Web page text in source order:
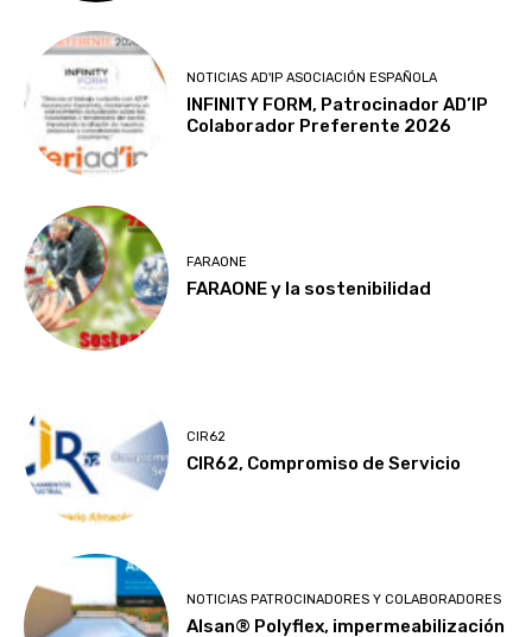
NOTICIAS AD'IP ASOCIACIÓN ESPAÑOLA
INFINITY FORM, Patrocinador AD’IP
Colaborador Preferente 2026
FARAONE
FARAONE y la sostenibilidad
CIR62
CIR62, Compromiso de Servicio
NOTICIAS PATROCINADORES Y COLABORADORES
Alsan® Polyflex, impermeabilización